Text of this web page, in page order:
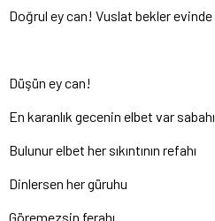
Doğrul ey can! Vuslat bekler evinde
Düşün ey can!
En karanlık gecenin elbet var sabahı
Bulunur elbet her sıkıntının refahı
Dinlersen her güruhu
Göremezsin ferahı